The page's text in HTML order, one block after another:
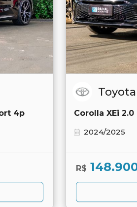
4p
Toyota
Corolla XEi 2.0
2024/2025
R$